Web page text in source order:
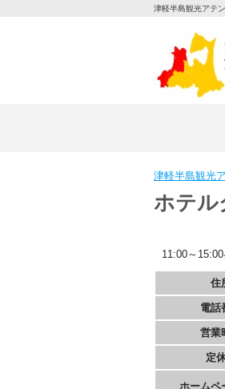
津軽半島観光アテ
津軽半島観光
ホテル
11:00～
住
電話
営業
定
ホームペ